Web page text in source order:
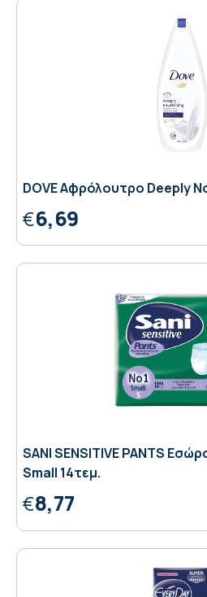
DOVE Αφρόλουτρο Deeply
€6,69
SANI SENSITIVE PANTS
Small 14τεμ.
€8,77